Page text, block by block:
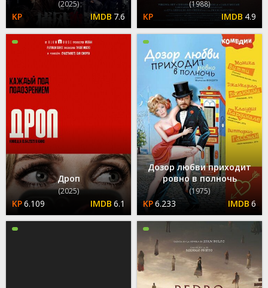
(2025)
7.6
(1988)
4.9
Дроп
(2025)
6.109 6.1
Дозор любви приходит
ровно в полночь
(1975)
6.233 6